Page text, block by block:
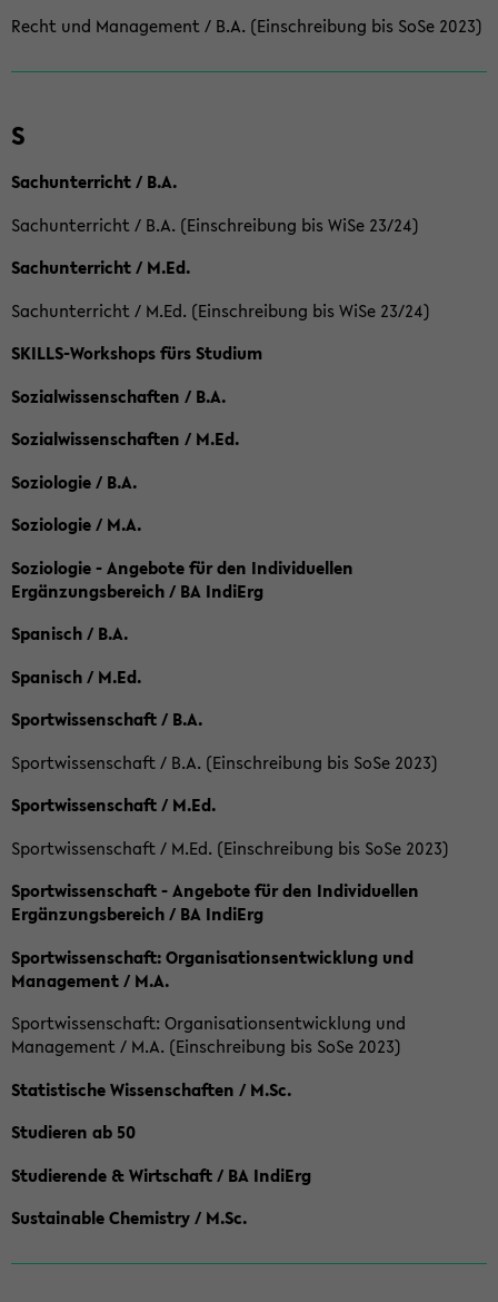
Recht und Management / B.A. (Einschreibung bis SoSe 2023)
S
Sachunterricht / B.A.
Sachunterricht / B.A. (Einschreibung bis WiSe 23/24)
Sachunterricht / M.Ed.
Sachunterricht / M.Ed. (Einschreibung bis WiSe 23/24)
SKILLS-Workshops fürs Studium
Sozialwissenschaften / B.A.
Sozialwissenschaften / M.Ed.
Soziologie / B.A.
Soziologie / M.A.
Soziologie - Angebote für den Individuellen
Ergänzungsbereich / BA IndiErg
Spanisch / B.A.
Spanisch / M.Ed.
Sportwissenschaft / B.A.
Sportwissenschaft / B.A. (Einschreibung bis SoSe 2023)
Sportwissenschaft / M.Ed.
Sportwissenschaft / M.Ed. (Einschreibung bis SoSe 2023)
Sportwissenschaft - Angebote für den Individuellen
Ergänzungsbereich / BA IndiErg
Sportwissenschaft: Organisationsentwicklung und
Management / M.A.
Sportwissenschaft: Organisationsentwicklung und
Management / M.A. (Einschreibung bis SoSe 2023)
Statistische Wissenschaften / M.Sc.
Studieren ab 50
Studierende & Wirtschaft / BA IndiErg
Sustainable Chemistry / M.Sc.